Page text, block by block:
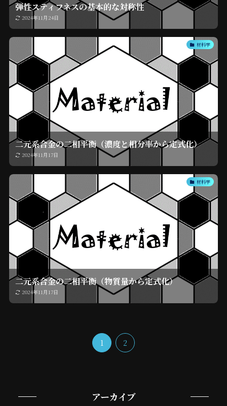
弾性スティフネスの基本的な対称性
2024年11月24日
材料学
二元系合金の二相平衡（濃度と相分率から定式化）
2024年11月17日
材料学
二元系合金の二相平衡（物質量から定式化）
2024年11月17日
1 2
アーカイブ